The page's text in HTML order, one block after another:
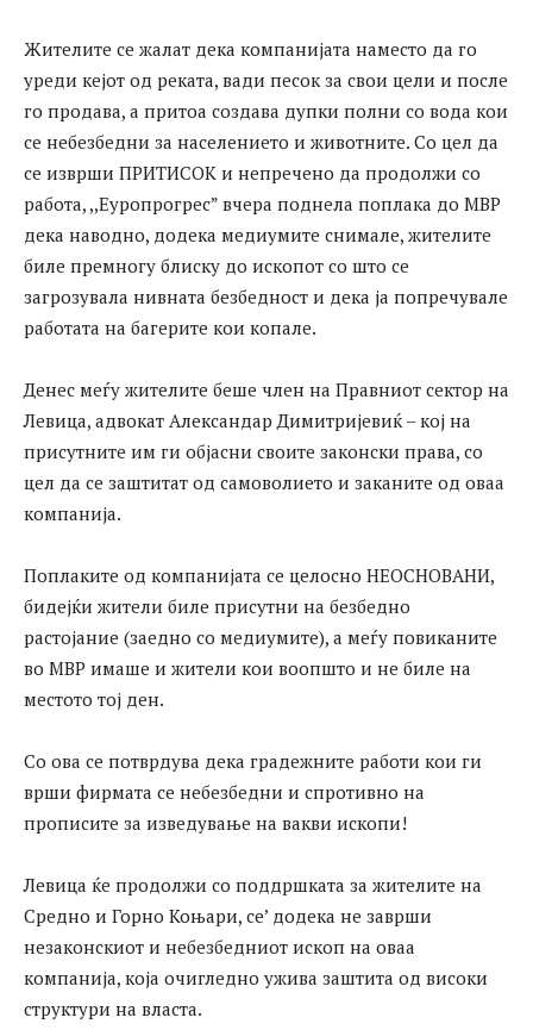
Жителите се жалат дека компанијата наместо да го
уреди кејот од реката, вади песок за свои цели и после
го продава, а притоа создава дупки полни со вода кои
се небезбедни за населението и животните. Со цел да
се изврши ПРИТИСОК и непречено да продолжи со
работа, ,,Еуропрогрес” вчера поднела поплака до МВР
дека наводно, додека медиумите снимале, жителите
биле премногу блиску до ископот со што се
загрозувала нивната безбедност и дека ја попречувале
работата на багерите кои копале.
Денес меѓу жителите беше член на Правниот сектор на
Левица, адвокат Александар Димитријевиќ – кој на
присутните им ги објасни своите законски права, со
цел да се заштитат од самоволието и заканите од оваа
компанија.
Поплаките од компанијата се целосно НЕОСНОВАНИ,
бидејќи жители биле присутни на безбедно
растојание (заедно со медиумите), а меѓу повиканите
во МВР имаше и жители кои воопшто и не биле на
местото тој ден.
Со ова се потврдува дека градежните работи кои ги
врши фирмата се небезбедни и спротивно на
прописите за изведување на вакви ископи!
Левица ќе продолжи со поддршката за жителите на
Средно и Горно Коњари, се’ додека не заврши
незаконскиот и небезбедниот ископ на оваа
компанија, која очигледно ужива заштита од високи
структури на власта.